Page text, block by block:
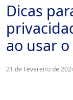
Dicas
ao usar
21 de Fevereiro de